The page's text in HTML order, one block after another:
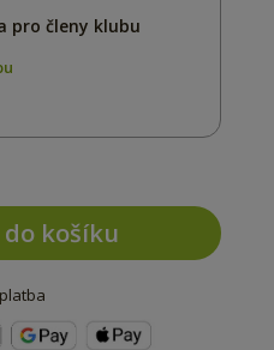
pro členy klubu
košíku